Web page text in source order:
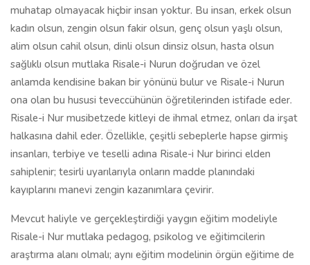
muhatap olmayacak hiçbir insan yoktur. Bu insan, erkek olsun
kadın olsun, zengin olsun fakir olsun, genç olsun yaşlı olsun,
alim olsun cahil olsun, dinli olsun dinsiz olsun, hasta olsun
sağlıklı olsun mutlaka Risale-i Nurun doğrudan ve özel
anlamda kendisine bakan bir yönünü bulur ve Risale-i Nurun
ona olan bu hususi teveccühünün öğretilerinden istifade eder.
Risale-i Nur musibetzede kitleyi de ihmal etmez, onları da irşat
halkasına dahil eder. Özellikle, çeşitli sebeplerle hapse girmiş
insanları, terbiye ve teselli adına Risale-i Nur birinci elden
sahiplenir; tesirli uyarılarıyla onların madde planındaki
kayıplarını manevi zengin kazanımlara çevirir.
Mevcut haliyle ve gerçekleştirdiği yaygın eğitim modeliyle
Risale-i Nur mutlaka pedagog, psikolog ve eğitimcilerin
araştırma alanı olmalı; aynı eğitim modelinin örgün eğitime de